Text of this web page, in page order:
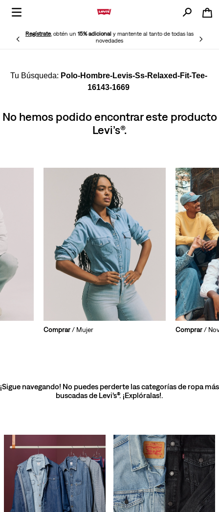
Regístrate, obtén un15% adicionaly mantente al tanto de todas las
novedades
Polo-Hombre-Levis-Ss-Relaxed-Fit-Tee-
16143-1669
No hemos podido encontrar este producto
Levi’s®.
Comprar/ Mujer Comprar/
¡Sigue navegando! No puedes perderte las categorías de ropa más
buscadas de Levi’s®. ¡Explóralas!.